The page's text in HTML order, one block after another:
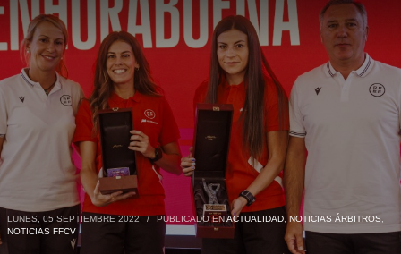
LUNES, 05 SEPTIEMBRE 2022 / PUBLICADO ENACTUALIDAD, NOTICIAS ÁRBITROS
NOTICIAS FFCV